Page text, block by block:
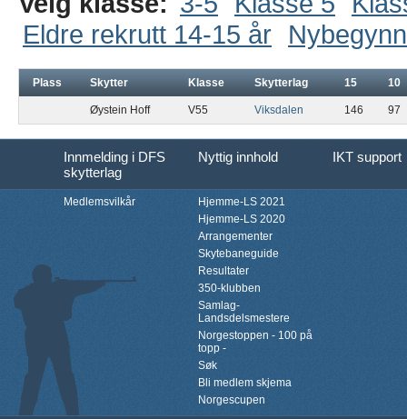
Eldre rekrutt 14-15 år
Plass Skytter Klasse Skytterlag 15 10
Øystein Hoff V55 Viksdalen 146 97
Innmelding i DFS
skytterlag
Nyttig innhold IKT support
Medlemsvilkår
Hjemme-LS 2021
Hjemme-LS 2020
Arrangementer
Skytebaneguide
Resultater
350-klubben
Samlag-
Landsdelsmestere
Norgestoppen - 100 på
topp -
Søk
Bli medlem skjema
Norgescupen